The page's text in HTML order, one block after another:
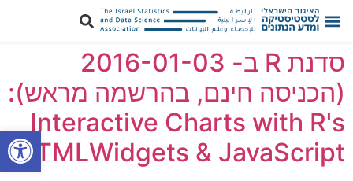
פתח
סדנת R ב- 2016-01-03
(הכניסה חינם, בהרשמה מראש):
Interactive Charts with R's
HTMLWidgets & JavaScript